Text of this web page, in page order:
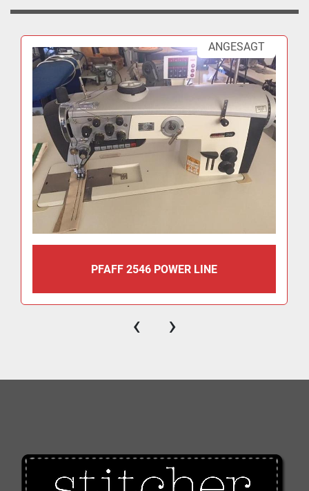
ANGESAGT
PFAFF 2546 POWER LINE
‹ ›